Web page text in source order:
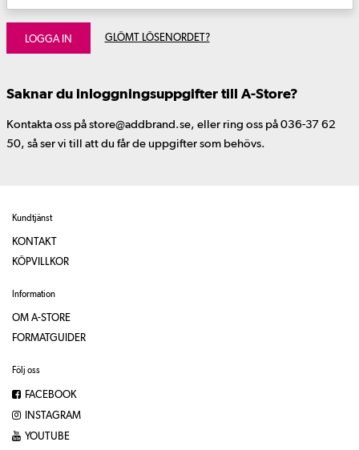
LOGGA IN GLÖMT LÖSENORDET?
Saknar du inloggningsuppgifter till A-Store?
Kontakta oss på store@addbrand.se, eller ring oss på 036-37 62
50, så ser vi till att du får de uppgifter som behövs.
Kundtjänst
KONTAKT
KÖPVILLKOR
Information
OM A-STORE
FORMATGUIDER
Följ oss
FACEBOOK
INSTAGRAM
YOUTUBE